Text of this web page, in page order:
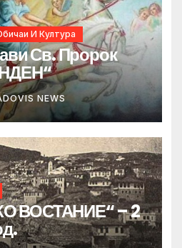
И Култура
Св. Пророк
NEWS
ВОСТАНИЕ“ – 2